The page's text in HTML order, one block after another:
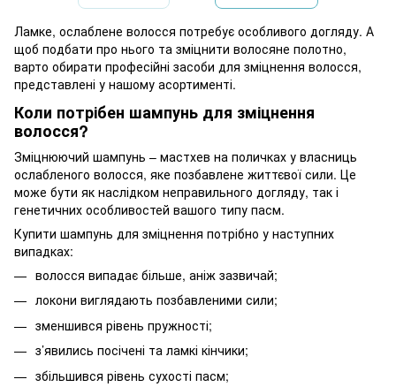
Ламке, ослаблене волосся потребує особливого догляду. А
щоб подбати про нього та зміцнити волосяне полотно,
варто обирати професійні засоби для зміцнення волосся,
представлені у нашому асортименті.
Коли потрібен шампунь для зміцнення
волосся?
Зміцнюючий шампунь – мастхев на поличках у власниць
ослабленого волосся, яке позбавлене життєвої сили. Це
може бути як наслідком неправильного догляду, так і
генетичних особливостей вашого типу пасм.
Купити шампунь для зміцнення потрібно у наступних
випадках:
волосся випадає більше, аніж зазвичай;
локони виглядають позбавленими сили;
зменшився рівень пружності;
з’явились посічені та ламкі кінчики;
збільшився рівень сухості пасм;